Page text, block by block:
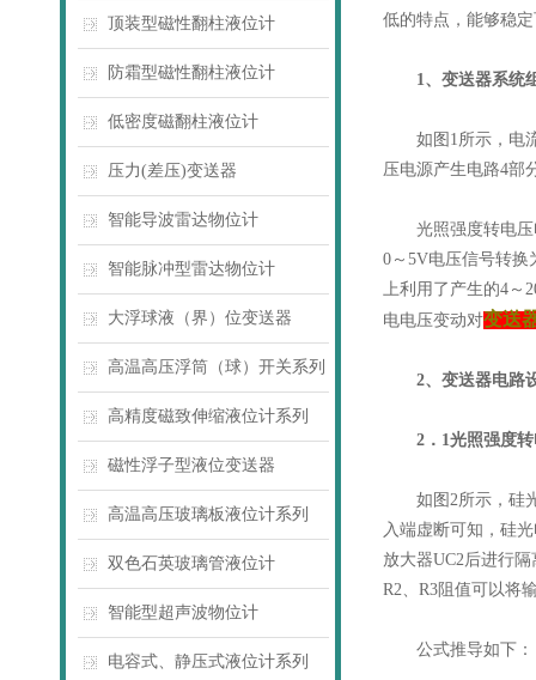
顶装型磁性翻柱液位计
防霜型磁性翻柱液位计
低密度磁翻柱液位计
压力(差压)变送器
智能导波雷达物位计
智能脉冲型雷达物位计
大浮球液（界）位变送器
高温高压浮筒（球）开关系列
高精度磁致伸缩液位计系列
磁性浮子型液位变送器
高温高压玻璃板液位计系列
双色石英玻璃管液位计
智能型超声波物位计
电容式、静压式液位计系列
低的特点，能够稳
1、变送器系统
如图1所示，电流
压电源产生电路4部
光照强度转电压电
0～5V电压信号转换
上利用了产生的4～
电电压变动对变送
2、变送器电路
2．1光照强度转
如图2所示，硅光
入端虚断可知，硅
放大器UC2后进行
R2、R3阻值可以将
公式推导如下：